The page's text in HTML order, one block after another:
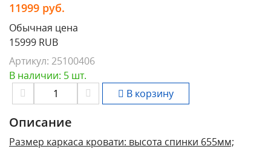
11999 руб.
Обычная цена
15999 RUB
Артикул: 25100406
В наличии: 5 шт.
В корзину
Описание
Размер каркаса кровати: высота спинки 655мм;